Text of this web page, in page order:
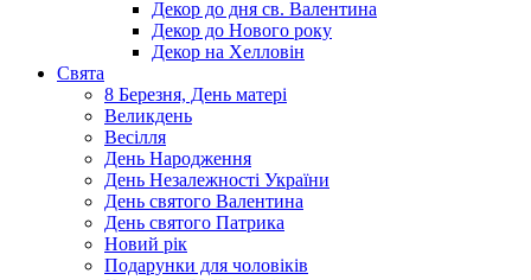
Декор до дня св. Валентина
Декор до Нового року
Декор на Хелловін
Свята
8 Березня, День матері
Великдень
Весілля
День Народження
День Незалежності України
День святого Валентина
День святого Патрика
Новий рік
Подарунки для чоловіків